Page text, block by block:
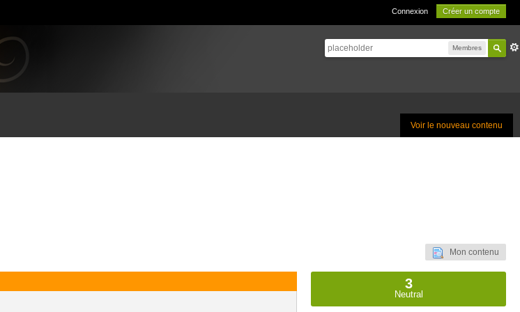
Connexion Créer un compte
Membres
Voir le nouveau contenu
Mon contenu
3
Neutral